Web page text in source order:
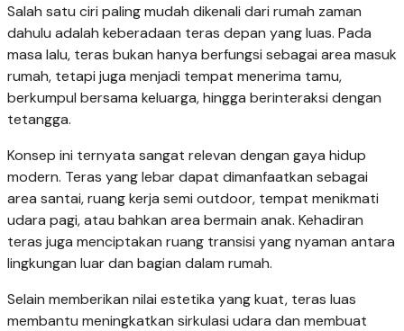
Salah satu ciri paling mudah dikenali dari rumah zaman
dahulu adalah keberadaan teras depan yang luas. Pada
masa lalu, teras bukan hanya berfungsi sebagai area masuk
rumah, tetapi juga menjadi tempat menerima tamu,
berkumpul bersama keluarga, hingga berinteraksi dengan
tetangga.
Konsep ini ternyata sangat relevan dengan gaya hidup
modern. Teras yang lebar dapat dimanfaatkan sebagai
area santai, ruang kerja semi outdoor, tempat menikmati
udara pagi, atau bahkan area bermain anak. Kehadiran
teras juga menciptakan ruang transisi yang nyaman antara
lingkungan luar dan bagian dalam rumah.
Selain memberikan nilai estetika yang kuat, teras luas
membantu meningkatkan sirkulasi udara dan membuat